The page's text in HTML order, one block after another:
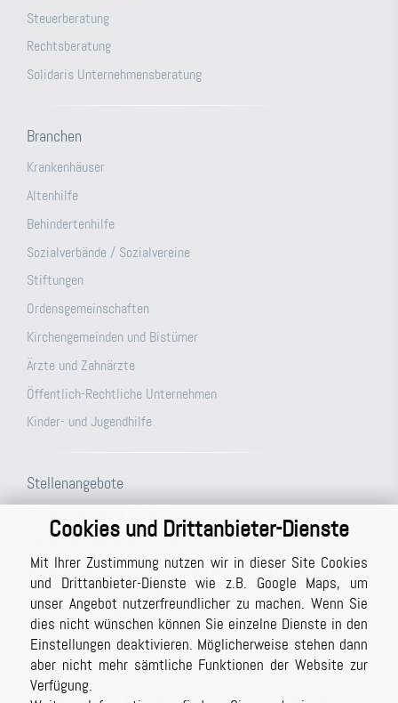
Cookies und Drittanbieter-Dienste
Mit Ihrer Zustimmung nutzen wir in dieser Site Cookies
und Drittanbieter-Dienste wie z.B. Google Maps, um
unser Angebot nutzerfreundlicher zu machen. Wenn Sie
dies nicht wünschen können Sie einzelne Dienste in den
Einstellungen deaktivieren. Möglicherweise stehen dann
aber nicht mehr sämtliche Funktionen der Website zur
Verfügung.
Steuerberatung
Rechtsberatung
Solidaris Unternehmensberatung
Branchen
Krankenhäuser
Altenhilfe
Behindertenhilfe
Sozialverbände / Sozialvereine
Stiftungen
Ordensgemeinschaften
Kirchengemeinden und Bistümer
Ärzte und Zahnärzte
Öffentlich-Rechtliche Unternehmen
Kinder- und Jugendhilfe
Stellenangebote
Steuerfachangestellte (m/w/d)
Büroassistenz (m/w/d) für unsere Berichtsabteilung/unser
Schreibbüro in Vollzeit (ggf. auch Teilzeit möglich)
Studentische Hilfskraft (m/w/d)
Prüfer (m/w/d) mit Berufserfahrung (auch in Teilzeit möglich)
Masterstudiengang Auditing, Finance and Taxation